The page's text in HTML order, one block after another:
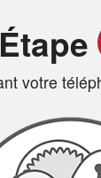
Étape
votre